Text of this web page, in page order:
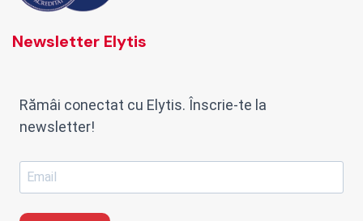
Newsletter Elytis
Rămâi conectat cu Elytis. Înscrie-te la
newsletter!